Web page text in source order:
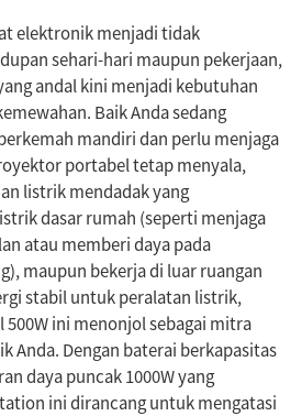
elektronik menjadi tidak
sehari-hari maupun pekerjaan,
andal kini menjadi kebutuhan
Baik Anda sedang
mandiri dan perlu menjaga
portabel tetap menyala,
listrik mendadak yang
dasar rumah (seperti menjaga
atau memberi daya pada
maupun bekerja di luar ruangan
stabil untuk peralatan listrik,
ini menonjol sebagai mitra
Anda. Dengan baterai berkapasitas
daya puncak 1000W yang
ini dirancang untuk mengatasi